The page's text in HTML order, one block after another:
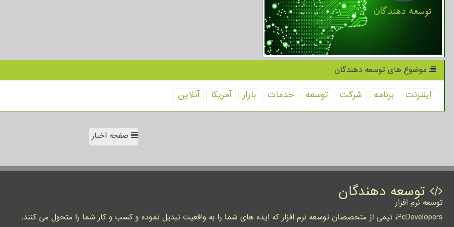
موضوع های توسعه دهندگان
اینترنت برنامه شركت توسعه خدمات بازار آمریكا آنلاین
صفحه اخبار
توسعه دهندگان
توسعه نرم افزار
PcDevelopers، تیمی از متخصصان توسعه نرم افزار که ایده های شما را به واقعیت تبدیل نموده و کسب و کار شما را متحول می کنند.